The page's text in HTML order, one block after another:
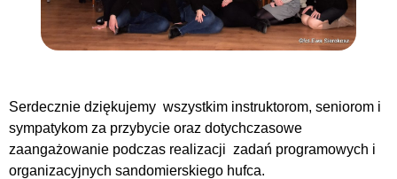
Serdecznie dziękujemy wszystkim instruktorom, seniorom i
sympatykom za przybycie oraz dotychczasowe
zaangażowanie podczas realizacji zadań programowych i
organizacyjnych sandomierskiego hufca.